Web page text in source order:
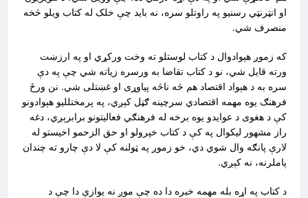
او انټرنټي رسنيو په راوتلو سره، نه بايد چې خلک له کتاب ويلو څخه
منصرف شي.
که زموږ هېوادوال د کتاب لوستلو ته وخت ورکړي او په ارزښت
ورته قايل شي، نو د کتاب تقاضا به ورسره زياته شي چې په دې
سره به د هېواد اقتصاد هم څه ناڅه پياوړى او غښتلى شي. نن ورځ
فرهنګ يوه مهمه اقتصادي سرچينه ګڼل کېږي، په پرمختلليو هېوادونو
کې د هغوى د عوايدو يوه برخه له فرهنګي فعاليتونو برابرېږي، دغه
راز مشهور ليکوال په کې د کتاب خپرولو او حق الزحمو اخيستو له
لارې پانګه وال شوي دي، خو زموږ په ټولنه کې لا دې چارو ته چندان
پاملرنه، نه کېږي.
د کتاب په اړه بله مهمه خبره دا ده چې موږ نه یوازې دا چې د